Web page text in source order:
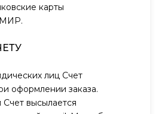
карты
МИР.
лиц Счет
оформлении заказа.
высылается